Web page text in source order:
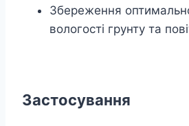
Збереження
вологості грунту та
Застосування